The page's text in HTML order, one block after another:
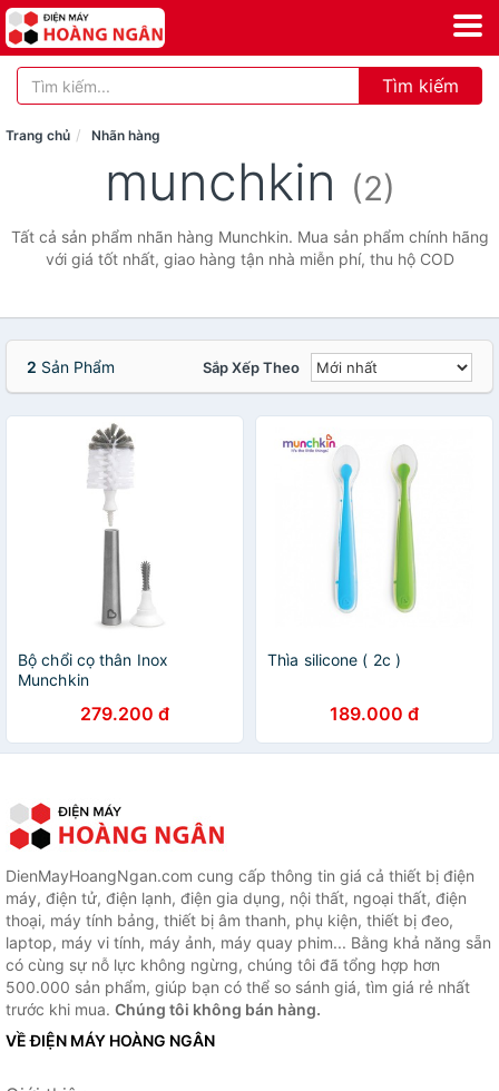
Tìm kiếm
Trang chủ Nhãn hàng
munchkin (2)
Tất cả sản phẩm nhãn hàng Munchkin. Mua sản phẩm chính hãng
với giá tốt nhất, giao hàng tận nhà miễn phí, thu hộ COD
2 Sản Phẩm Sắp Xếp Theo
Bộ chổi cọ thân Inox
Munchkin
279.200 đ
Thìa silicone ( 2c )
189.000 đ
DienMayHoangNgan.com cung cấp thông tin giá cả thiết bị điện
máy, điện tử, điện lạnh, điện gia dụng, nội thất, ngoại thất, điện
thoại, máy tính bảng, thiết bị âm thanh, phụ kiện, thiết bị đeo,
laptop, máy vi tính, máy ảnh, máy quay phim... Bằng khả năng sẵn
có cùng sự nỗ lực không ngừng, chúng tôi đã tổng hợp hơn
500.000 sản phẩm, giúp bạn có thể so sánh giá, tìm giá rẻ nhất
trước khi mua. Chúng tôi không bán hàng.
VỀ ĐIỆN MÁY HOÀNG NGÂN